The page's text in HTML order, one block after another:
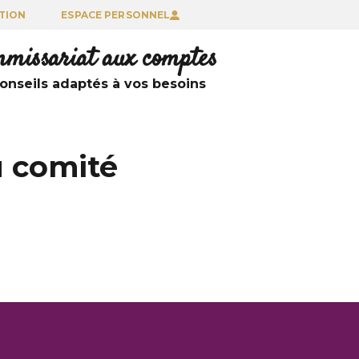
ESPACE PERSONNEL
aux comptes
adaptés à vos besoins
comité